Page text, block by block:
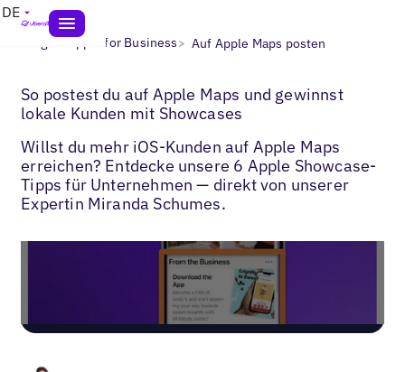
DE
Blogs> Apple for Business> Auf Apple Maps posten
So postest du auf Apple Maps und gewinnst
lokale Kunden mit Showcases
Willst du mehr iOS-Kunden auf Apple Maps
erreichen? Entdecke unsere 6 Apple Showcase-
Tipps für Unternehmen — direkt von unserer
Expertin Miranda Schumes.